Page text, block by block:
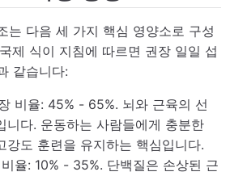
는 다음 세 가지 핵심 영양소로 구성
제 식이 지침에 따르면 권장 일일 섭
같습니다:
비율: 45% - 65%. 뇌와 근육의 선
니다. 운동하는 사람들에게 충분한
강도 훈련을 유지하는 핵심입니다.
율: 10% - 35%. 단백질은 손상된 근